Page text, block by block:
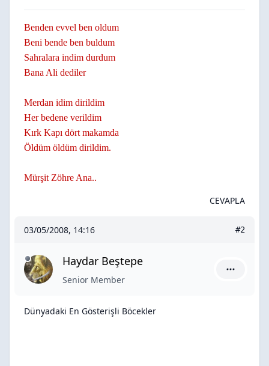
Benden evvel ben oldum
Beni bende ben buldum
Sahralara indim durdum
Bana Ali dediler
Merdan idim dirildim
Her bedene verildim
Kırk Kapı dört makamda
Öldüm öldüm dirildim.
Mürşit Zöhre Ana..
CEVAPLA
03/05/2008, 14:16 #2
Haydar Beştepe
Senior Member
Dünyadaki En Gösterişli Böcekler